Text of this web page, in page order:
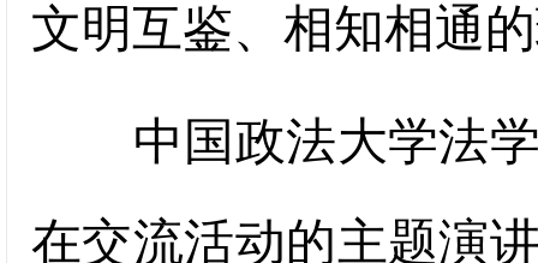
文明互鉴、相知相通
中国政法大学法学
在交流活动的主题演